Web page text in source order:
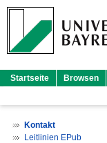
Startseite Browsen
Kontakt
Leitlinien EPub